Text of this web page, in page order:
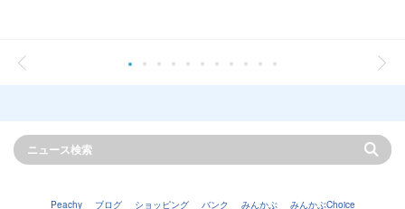
Peachy ブログ ショッピング バンク みんかぶ みんかぶChoice